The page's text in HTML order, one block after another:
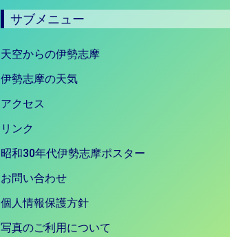
サブメニュー
天空からの伊勢志摩
伊勢志摩の天気
アクセス
リンク
昭和30年代伊勢志摩ポスター
お問い合わせ
個人情報保護方針
写真のご利用について